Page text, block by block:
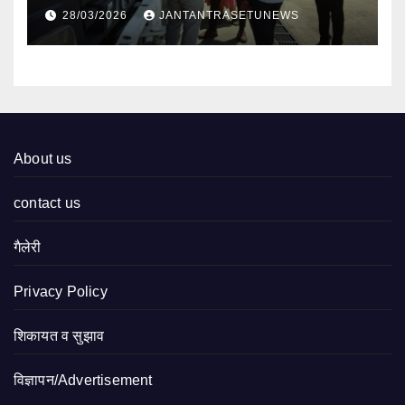
निरीक्षण
28/03/2026 JANTANTRASETUNEWS
About us
contact us
गैलेरी
Privacy Policy
शिकायत व सुझाव
विज्ञापन/Advertisement